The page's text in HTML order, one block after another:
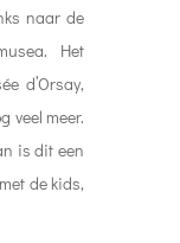
naar de
Het
d’Orsay,
veel meer.
is dit een
de kids,